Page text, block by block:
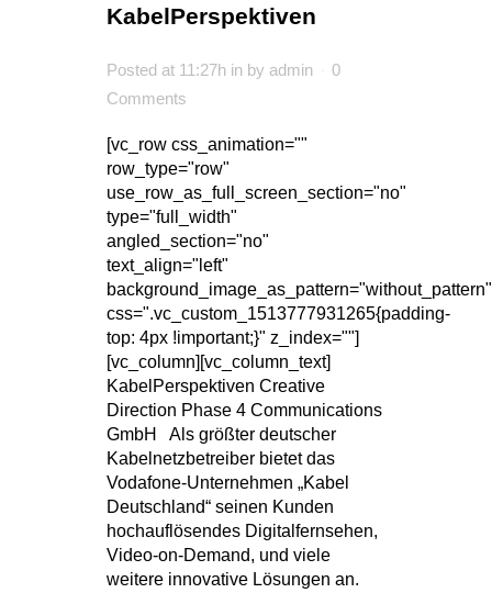
KabelPerspektiven
Posted at 11:27h in by admin
0
Comments
[vc_row css_animation=""
row_type="row"
use_row_as_full_screen_section="no"
type="full_width"
angled_section="no"
text_align="left"
background_image_as_pattern="without_pattern"
css=".vc_custom_1513777931265{padding-
top: 4px !important;}" z_index=""]
[vc_column][vc_column_text]
KabelPerspektiven Creative
Direction Phase 4 Communications
GmbH Als größter deutscher
Kabelnetzbetreiber bietet das
Vodafone-Unternehmen „Kabel
Deutschland“ seinen Kunden
hochauflösendes Digitalfernsehen,
Video-on-Demand, und viele
weitere innovative Lösungen an.